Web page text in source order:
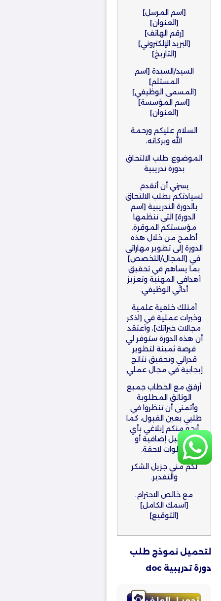
[اسم المرسل]
[العنوان]
[رقم الهاتف]
[البريد الإلكتروني]
[التاريخ]
السيد/السيدة [اسم
المستلم]
[المسمى الوظيفي]
[اسم المؤسسة]
[العنوان]
السلام عليكم ورحمة
الله وبركاته،
الموضوع: طلب الالتحاق
بدورة تدريبية
يسرني أن أتقدم
لسيادتكم بطلب الالتحاق
بالدورة التدريبية [اسم
الدورة] التي تنظمها
مؤسستكم الموقرة.
أطمح من خلال هذه
الدورة إلى تطوير مهاراتي
في [المجال/التخصص]
بما يساهم في تحقيق
أهدافي المهنية وتعزيز
أدائي الوظيفي.
أمتلك خلفية علمية
وخبرات عملية في [اذكر
مجالات خبراتك]، وأعتقد
أن هذه الدورة ستوفر لي
فرصة ثمينة لتطوير
قدراتي وتحقيق نتائج
إيجابية في مجال عملي.
أرفق مع الخطاب جميع
الوثائق المطلوبة
وأتمنى أن تنظروا في
طلبي بعين القبول، كما
أرجو منكم إبلاغي بأي
تفاصيل إضافية أو
خطوات لاحقة.
لكم مني جزيل الشكر
والتقدير.
مع خالص الاحترام،
[اسمك الكامل]
[التوقيع]
لتحميل نموذج طلب
دورة تدريبية doc